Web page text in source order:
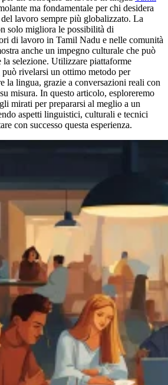
ma fondamentale per chi desidera
lavoro sempre più globalizzato. La
solo migliora le possibilità di
di lavoro in Tamil Nadu e nelle comunità
anche un impegno culturale che può
la selezione. Utilizzare piattaforme
può rivelarsi un ottimo metodo per
la lingua, grazie a conversazioni reali con
misura. In questo articolo, esploreremo
mirati per prepararsi al meglio a un
aspetti linguistici, culturali e tecnici
con successo questa esperienza.